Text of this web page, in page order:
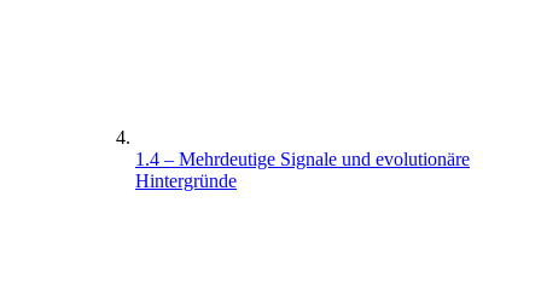
1.4 – Mehrdeutige Signale und evolutionäre
Hintergründe